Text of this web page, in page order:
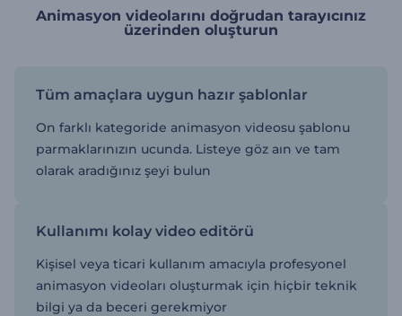
Animasyon videolarını doğrudan tarayıcınız
üzerinden oluşturun
Tüm amaçlara uygun hazır şablonlar
On farklı kategoride animasyon videosu şablonu
parmaklarınızın ucunda. Listeye göz aın ve tam
olarak aradığınız şeyi bulun
Kullanımı kolay video editörü
Kişisel veya ticari kullanım amacıyla profesyonel
animasyon videoları oluşturmak için hiçbir teknik
bilgi ya da beceri gerekmiyor